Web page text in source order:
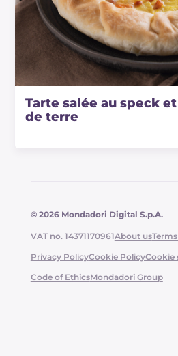
Tarte salée au speck
de terre
© 2026 Mondadori Digital S.p.A.
VAT no. 14371170961About us
Privacy PolicyCookie PolicyCookie
Code of EthicsMondadori Group